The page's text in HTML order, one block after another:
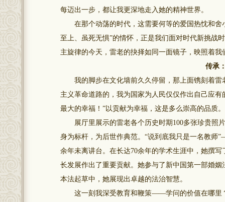
每迈出一步，都让我更深地走入她的精神世界。
在那个动荡的时代，这需要何等的爱国热忱和舍
至上、虽死无惧”的情怀，正是我们面对时代新挑战
主旋律的今天，雷老的抉择如同一面镜子，映照着
传承
我的脚步在文化墙前久久停留，那上面镌刻着雷
主义革命道路的，我为国家为人民仅仅作出自己应
最大的幸福！”以贡献为幸福，这是多么崇高的品质。
展厅里展示的雷老各个历史时期100多张珍贵照
身为标杆，为后世作典范。“说到底我只是一名教
余年未离讲台。在长达70余年的学术生涯中，她撰
长发展作出了重要贡献。她参与了新中国第一部婚
本法起草中，她展现出卓越的法治智慧。
这一刻我深受教育和鞭策——学问的价值在哪里？